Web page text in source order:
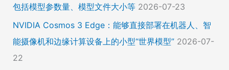
包括模型参数量、模型文件大小等 2026-07-23
NVIDIA Cosmos 3 Edge：能够直接部署在机器人、智
能摄像机和边缘计算设备上的小型“世界模型” 2026-07-
22